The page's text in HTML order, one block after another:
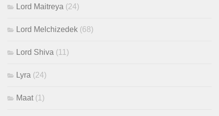
Lord Maitreya (24)
Lord Melchizedek (68)
Lord Shiva (11)
Lyra (24)
Maat (1)